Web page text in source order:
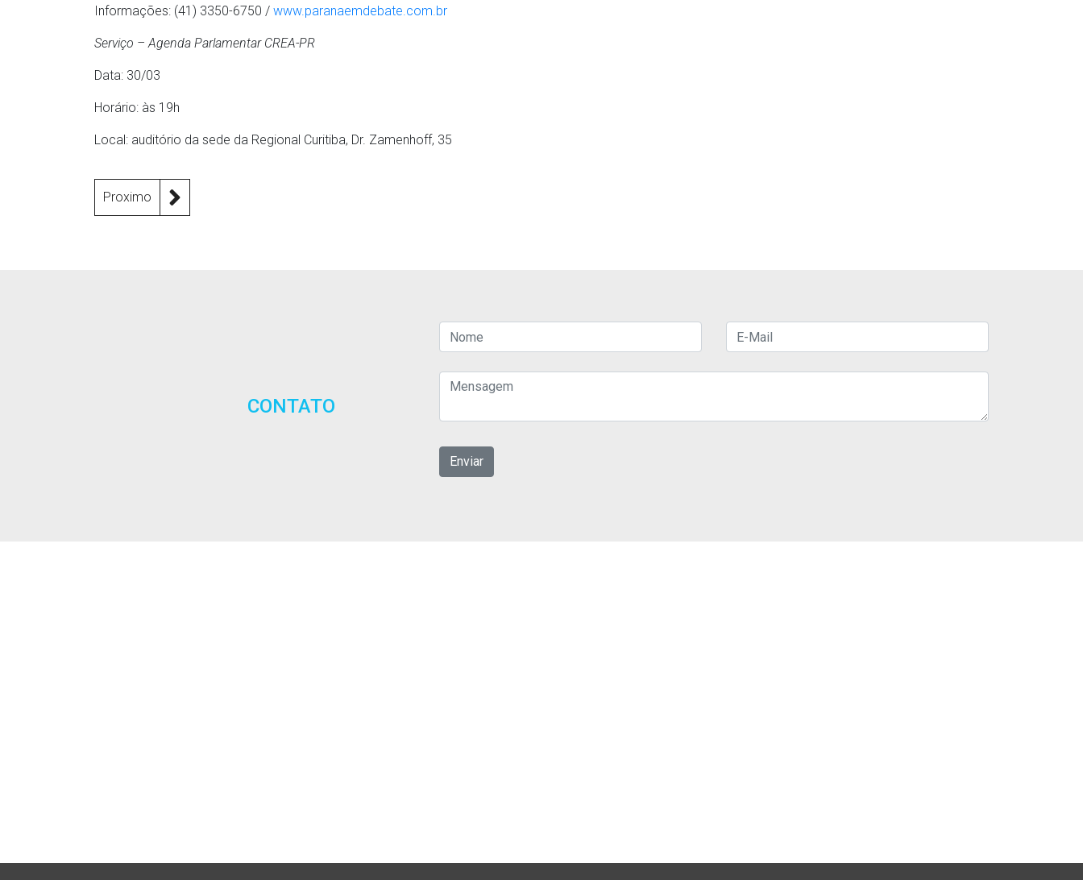
Informações: (41) 3350-6750 / www.paranaemdebate.com.br
Serviço – Agenda Parlamentar CREA-PR
Data: 30/03
Horário: às 19h
Local: auditório da sede da Regional Curitiba, Dr. Zamenhoff, 35
Proximo
CONTATO